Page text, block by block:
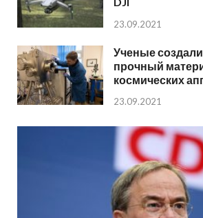
23.09.2021
Ученые создали
прочный
космических
23.09.2021